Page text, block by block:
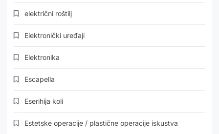
električni roštilj
Elektronički uređaji
Elektronika
Escapella
Eserihija koli
Estetske operacije / plastične operacije iskustva